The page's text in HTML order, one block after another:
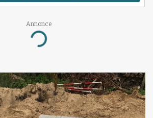
Annonce
Loading...